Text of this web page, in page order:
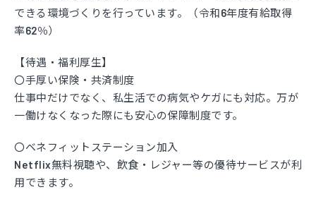
できる環境づくりを行っています。（令和6年度有給取得
率62％）
【待遇・福利厚生】
〇手厚い保険・共済制度
仕事中だけでなく、私生活での病気やケガにも対応。万が
一働けなくなった際にも安心の保障制度です。
〇ベネフィットステーション加入
Netflix無料視聴や、飲食・レジャー等の優待サービスが利
用できます。